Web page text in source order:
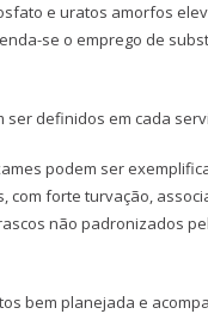
e uratos amorfos
se o emprego de
definidos em cada
podem ser
forte turvação,
não padronizados
bem planejada e